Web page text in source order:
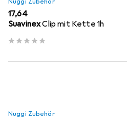
EUR
17,64
SuavinexClip mit Kette 1h
Nuggi Zubehör